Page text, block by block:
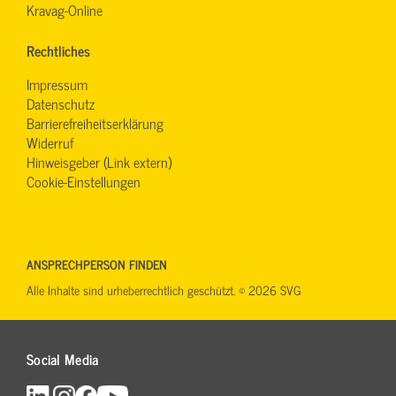
Kravag-Online
Rechtliches
Impressum
Datenschutz
Barrierefreiheitserklärung
Widerruf
Hinweisgeber (Link extern)
Cookie-Einstellungen
Social Media
ANSPRECHPERSON FINDEN
Alle Inhalte sind urheberrechtlich geschützt. © 2026 SVG